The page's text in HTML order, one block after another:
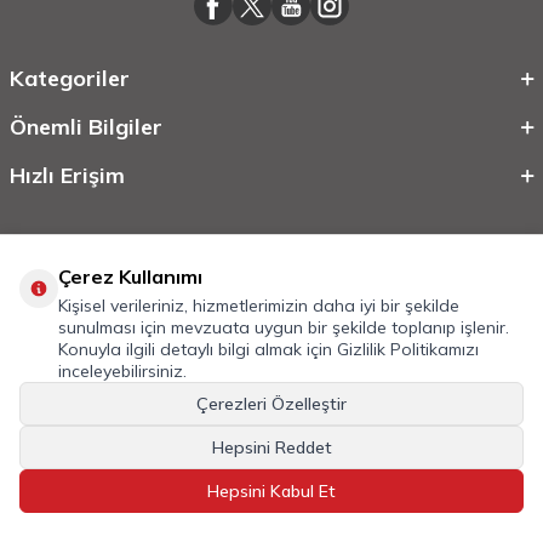
Kategoriler
Önemli Bilgiler
Hızlı Erişim
Tüm Hakkı Saklıdır.Mobilcadde.com
E-TicaretSistemleriyle Hazırlanmıştır.
Çerez Kullanımı
Kişisel verileriniz, hizmetlerimizin daha iyi bir şekilde
sunulması için mevzuata uygun bir şekilde toplanıp işlenir.
Konuyla ilgili detaylı bilgi almak için Gizlilik Politikamızı
inceleyebilirsiniz.
Çerezleri Özelleştir
Hepsini Reddet
Hepsini Kabul Et